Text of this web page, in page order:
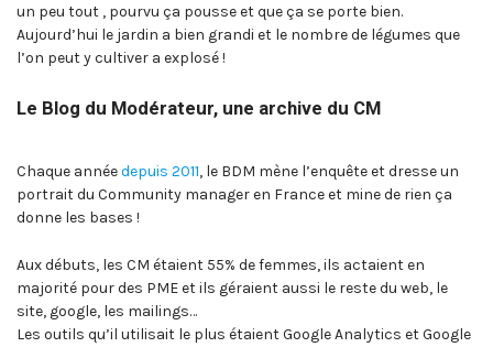
un peu tout , pourvu ça pousse et que ça se porte bien.
Aujourd’hui le jardin a bien grandi et le nombre de légumes que
l’on peut y cultiver a explosé !
Le Blog du Modérateur, une archive du CM
Chaque annéedepuis 2011, le BDM mène l’enquête et dresse un
portrait du Community manager en France et mine de rien ça
donne les bases !
Aux débuts, les CM étaient 55% de femmes, ils actaient en
majorité pour des PME et ils géraient aussi le reste du web, le
site, google, les mailings…
Les outils qu’il utilisait le plus étaient Google Analytics et Google